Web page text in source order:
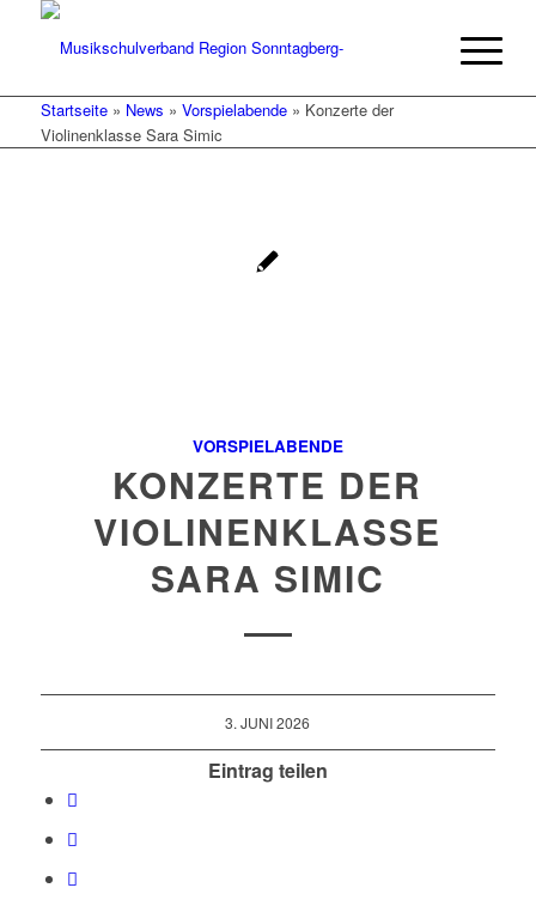
Startseite» News » Vorspielabende» Konzerte der
Violinenklasse Sara Simic
VORSPIELABENDE
KONZERTE DER
VIOLINENKLASSE
SARA SIMIC
3. JUNI 2026
Eintrag teilen